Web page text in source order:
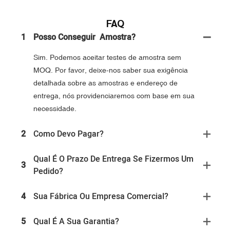
FAQ
1 Posso Conseguir Amostra?
Sim. Podemos aceitar testes de amostra sem
MOQ. Por favor, deixe-nos saber sua exigência
detalhada sobre as amostras e endereço de
entrega, nós providenciaremos com base em sua
necessidade.
2 Como Devo Pagar?
3
Qual É O Prazo De Entrega Se Fizermos Um
Pedido?
4 Sua Fábrica Ou Empresa Comercial?
5 Qual É A Sua Garantia?